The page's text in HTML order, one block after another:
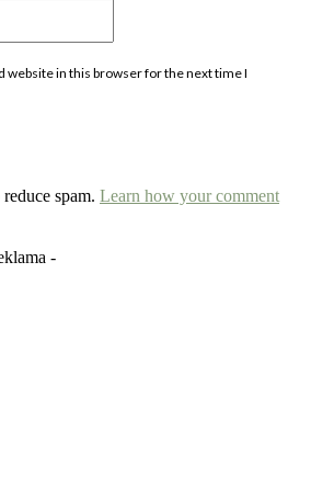
website in this browser for the next time I
spam. Learn how your comment
-